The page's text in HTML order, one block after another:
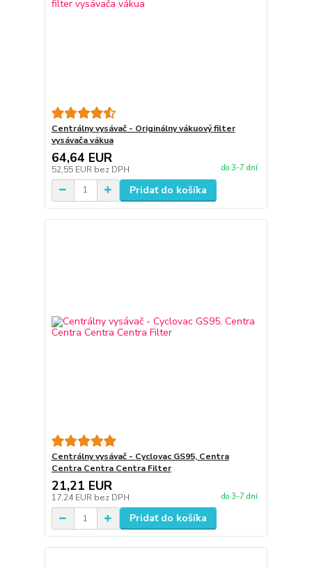
Centrálny vysávač - Originálny vákuový filter
vysávača vákua
64,64 EUR
52,55 EUR bez DPH do 3-7 dní
Pridať do košíka
Centrálny vysávač - Cyclovac GS95, Centra
Centra Centra Centra Filter
21,21 EUR
17,24 EUR bez DPH do 3-7 dní
Pridať do košíka